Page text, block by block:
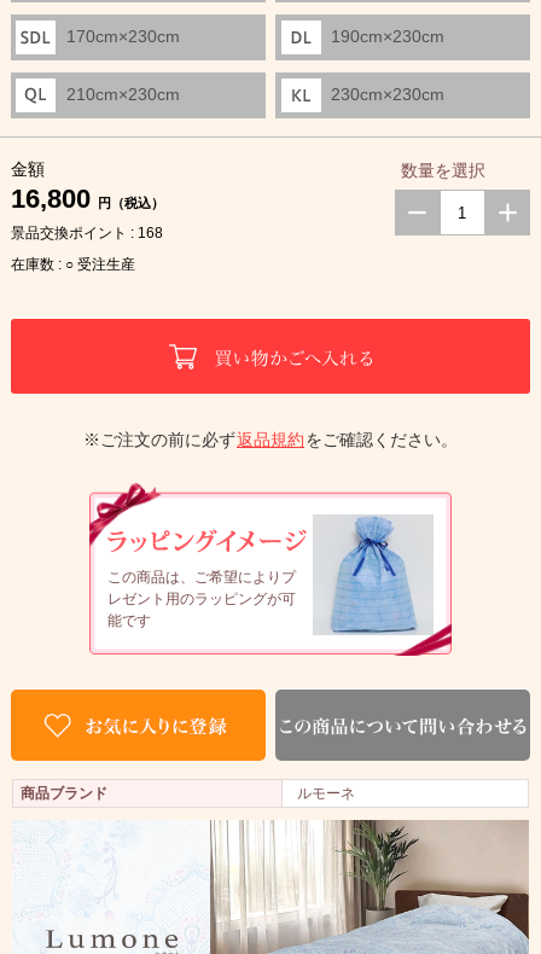
170cm×230cm 190cm×230cm
210cm×230cm 230cm×230cm
金額
16,800 円（税込）
景品交換ポイント : 168
在庫数 : ○ 受注生産
数量を選択
この商品は、ご希望によりプ
レゼント用のラッピングが可
能です
※ご注文の前に必ず返品規約をご確認ください。
商品ブランド ルモーネ